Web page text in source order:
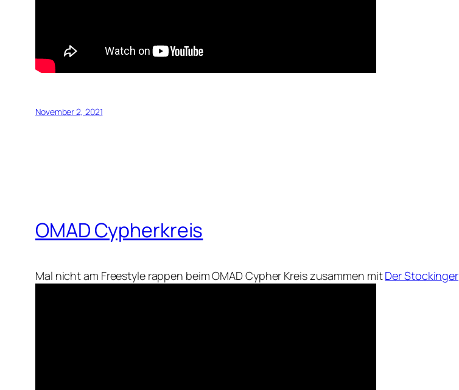
November 2, 2021
OMAD Cypherkreis
Mal nicht am Freestyle rappen beim OMAD Cypher Kreis zusammen mitDer Stockinger